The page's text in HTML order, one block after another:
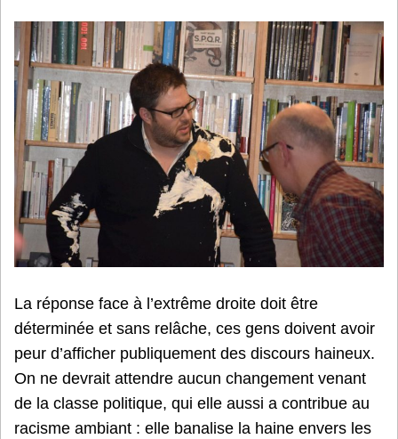
La réponse face à l’extrême droite doit être
déterminée et sans relâche, ces gens doivent avoir
peur d’afficher publiquement des discours haineux.
On ne devrait attendre aucun changement venant
de la classe politique, qui elle aussi a contribue au
racisme ambiant : elle banalise la haine envers les